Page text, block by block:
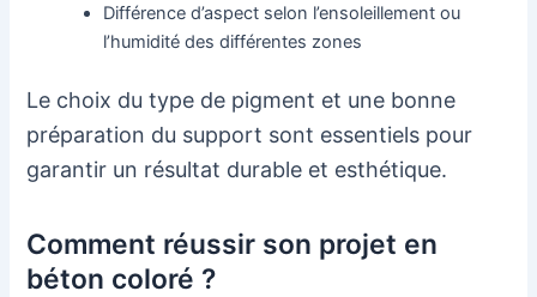
Différence d’aspect selon l’ensoleillement ou
l’humidité des différentes zones
Le choix du type de pigment et une bonne
préparation du support sont essentiels pour
garantir un résultat durable et esthétique.
Comment réussir son projet en
béton coloré ?